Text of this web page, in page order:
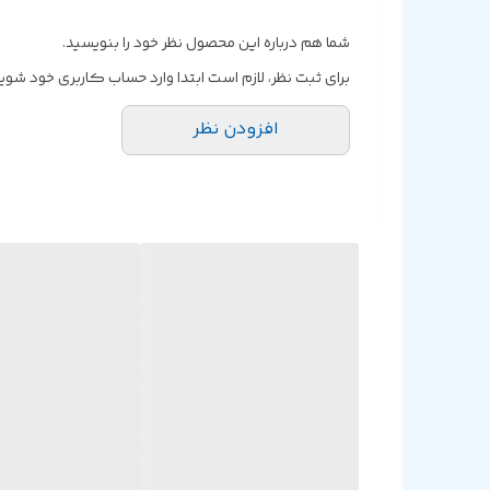
شما هم درباره این محصول نظر خود را بنویسید.
برای ثبت نظر، لازم است ابتدا وارد حساب کاربری خود
افزودن نظر